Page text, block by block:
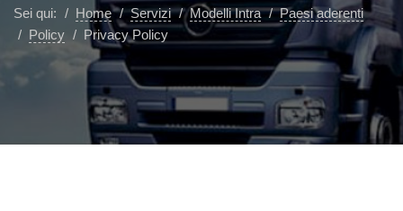
Sei qui: Home Servizi Modelli Intra
Paesi aderenti
Policy
Privacy Policy